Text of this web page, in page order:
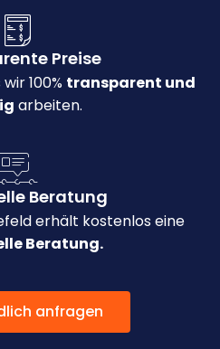
Preise
100% transparent und
arbeiten.
Beratung
erhält kostenlos eine
Beratung.
anfragen